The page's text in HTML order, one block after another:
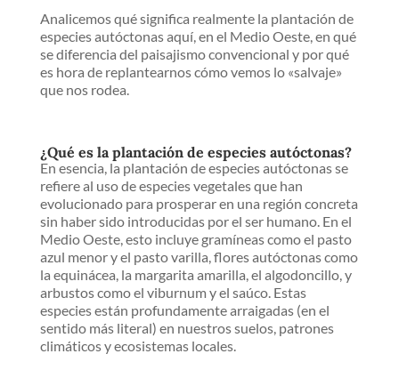
Analicemos qué significa realmente la plantación de
especies autóctonas aquí, en el Medio Oeste, en qué
se diferencia del paisajismo convencional y por qué
es hora de replantearnos cómo vemos lo «salvaje»
que nos rodea.
¿Qué es la plantación de especies autóctonas?
En esencia, la plantación de especies autóctonas se
refiere al uso de especies vegetales que han
evolucionado para prosperar en una región concreta
sin haber sido introducidas por el ser humano. En el
Medio Oeste, esto incluye gramíneas como el pasto
azul menor y el pasto varilla, flores autóctonas como
la equinácea, la margarita amarilla, el algodoncillo, y
arbustos como el viburnum y el saúco. Estas
especies están profundamente arraigadas (en el
sentido más literal) en nuestros suelos, patrones
climáticos y ecosistemas locales.